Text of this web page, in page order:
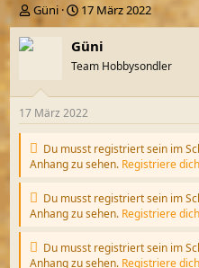
E
r
s
l
e
Güni
E
r
s
e
l
t
m
17 März 2022
Güni
Team Hobbysondler
17 März 2022
Du musst registriert sein im
Anhang zu sehen. Registriere
Du musst registriert sein im
Anhang zu sehen. Registriere
Du musst registriert sein im
Anhang zu sehen. Registriere